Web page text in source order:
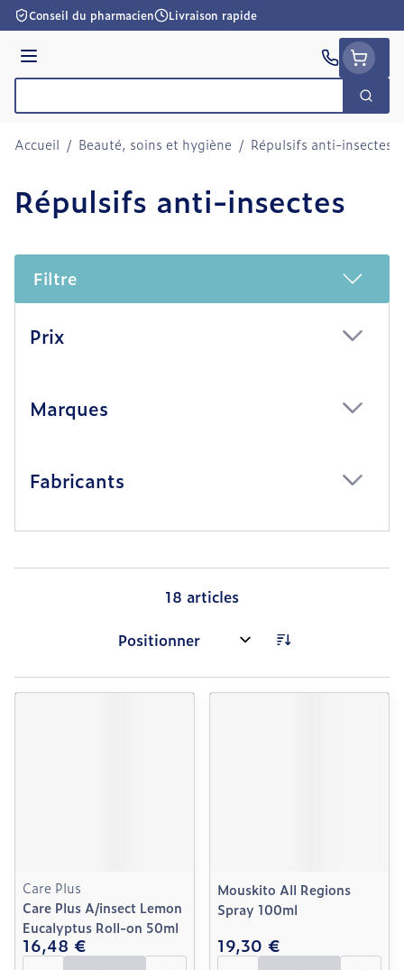
Aller au contenu
Conseil du pharmacien Livraison rapide
Menu
Accueil / Beauté, soins et hygiène / Répulsifs anti-insectes
Répulsifs anti-insectes
Filtre
Prix
Marques
Fabricants
18 articles
Trier par:
Care Plus
Care Plus A/insect Lemon
Eucalyptus Roll-on 50ml
16,48 €
Quantité
Mouskito All Regions
Spray 100ml
19,30 €
Quantité